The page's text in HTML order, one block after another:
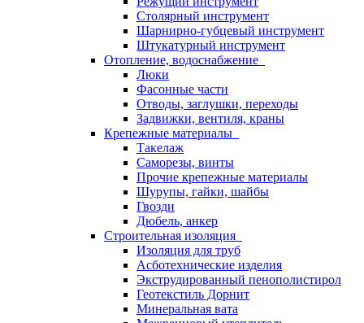
Столярный инструмент
Шарнирно-губцевый инструмент
Штукатурный инструмент
Отопление, водоснабжение
Люки
Фасонные части
Отводы, заглушки, переходы
Задвижки, вентиля, краны
Крепежные материалы
Такелаж
Саморезы, винты
Прочие крепежные материалы
Шурупы, гайки, шайбы
Гвозди
Дюбель, анкер
Строительная изоляция
Изоляция для труб
Асботехнические изделия
Экструдированный пенополистирол
Геотекстиль Дорнит
Минеральная вата